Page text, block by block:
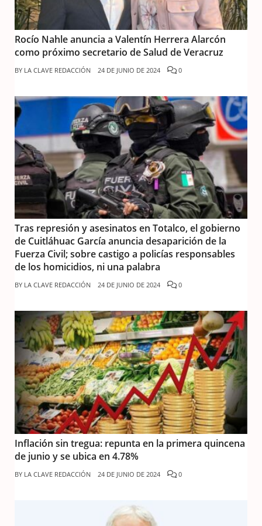
Rocío Nahle anuncia a Valentín Herrera Alarcón
como próximo secretario de Salud de Veracruz
BY LA CLAVE REDACCIÓN 24 DE JUNIO DE 2024 0
Tras represión y asesinatos en Totalco, el gobierno
de Cuitláhuac García anuncia desaparición de la
Fuerza Civil; sobre castigo a policías responsables
de los homicidios, ni una palabra
BY LA CLAVE REDACCIÓN 24 DE JUNIO DE 2024 0
Inflación sin tregua: repunta en la primera quincena
de junio y se ubica en 4.78%
BY LA CLAVE REDACCIÓN 24 DE JUNIO DE 2024 0